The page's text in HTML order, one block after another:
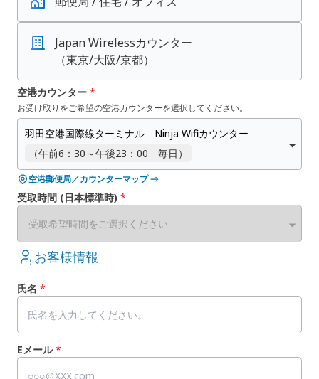
Japan Wirelessカウンター
（東京/大阪/京都）
空港カウンター *
お受け取りをご希望の空港カウンターを選択してください。
羽田空港国際線ターミナル Ninja Wifiカウンター
（午前6：30～午後23：00 毎日）
空港郵便局／カウンターマップ →
受取時間 (日本標準時) *
受取希望時間をご選択ください
お客様情報
氏名 *
Eメール*